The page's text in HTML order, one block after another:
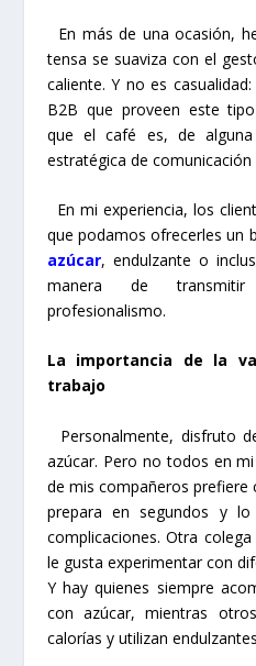
En más de una ocasión,
tensa se suaviza con el
caliente. Y no es
B2B que proveen este
que el café es, de
estratégica de
En mi experiencia, los
que podamos ofrecerles un
azúcar, endulzante o
manera de
profesionalismo.
La importancia de la
trabajo
Personalmente, disfruto
azúcar. Pero no todos en
de mis compañeros
prepara en segundos y
complicaciones. Otra
le gusta experimentar con
Y hay quienes siempre
con azúcar, mientras
calorías y utilizan